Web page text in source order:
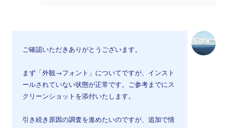
ご確認いただきありがとうございます。
まず「外観→フォント」についてですが、インスト
ールされていない状態が正常です。ご参考までにス
クリーンショットを添付いたします。
引き続き原因の調査を進めたいのですが、追加で情